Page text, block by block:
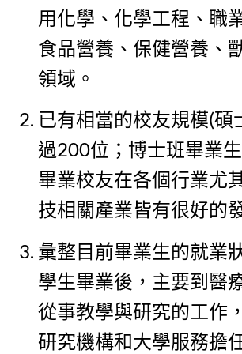
用化學、化學工程、職
食品營養、保健營養、
領域。
已有相當的校友規模(碩
過200位；博士班畢業
畢業校友在各個行業尤
技相關產業皆有很好的
彙整目前畢業生的就業
學生畢業後，主要到醫
從事教學與研究的工作
研究機構和大學服務擔